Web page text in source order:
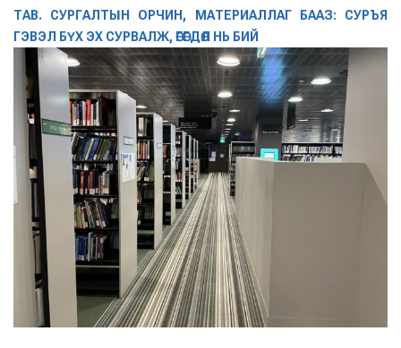
ТАВ. СУРГАЛТЫН ОРЧИН, МАТЕРИАЛЛАГ БААЗ: СУРЪЯ
ГЭВЭЛ БҮХ ЭХ СУРВАЛЖ, ӨГӨГДӨЛ НЬ БИЙ